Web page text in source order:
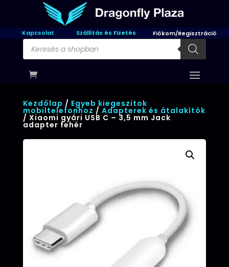
Kapcsolat Szállítás és Fizetés Fiókom/Regisztráció
Products
search
Kezdőlap / Egyeb kiegeszitok
mobiltelefonhoz / Adapterek és átalakítók
/ Xiaomi gyári USB C – 3,5 mm Jack
adapter fehér